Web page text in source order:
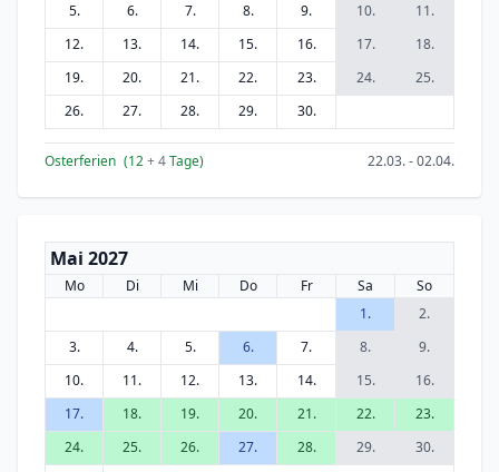
5.
6. 7. 8. 9. 10.
11.
12.
13. 14. 15. 16. 17.
18.
19.
20. 21. 22. 23. 24.
25.
26.
27. 28. 29. 30.
Osterferien (12+ 4Tage) 22.03. - 02.04.
Mai 2027
Mo Di Mi Do Fr Sa
So
1.
2.
3.
4. 5. 6. 7. 8.
9.
10.
11. 12. 13. 14. 15.
16.
17.
18. 19. 20. 21. 22.
23.
24.
25. 26. 27. 28. 29.
30.